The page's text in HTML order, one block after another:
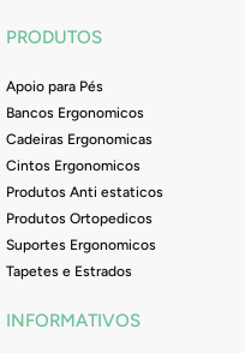
e
i
PRODUTOS
Apoio para Pés
Bancos Ergonomicos
Cadeiras Ergonomicas
Cintos Ergonomicos
Produtos Anti estaticos
Produtos Ortopedicos
Suportes Ergonomicos
Tapetes e Estrados
INFORMATIVOS